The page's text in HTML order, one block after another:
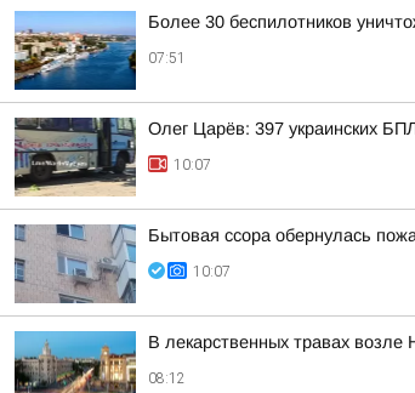
Более 30 беспилотников
07:51
Олег Царёв: 397 украинских
10:07
Бытовая ссора обернулась
10:07
В лекарственных травах
08:12